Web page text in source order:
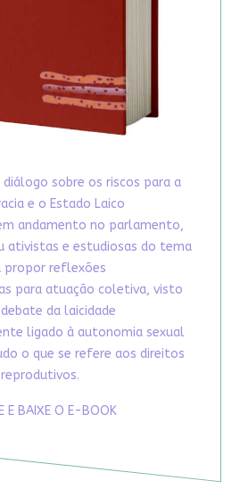
sobre os riscos para a
e o Estado Laico
andamento no parlamento,
ativistas e estudiosas do tema
propor reflexões
para atuação coletiva, visto
da laicidade
ligado à autonomia sexual
o que se refere aos direitos
reprodutivos.
E BAIXE O E-BOOK